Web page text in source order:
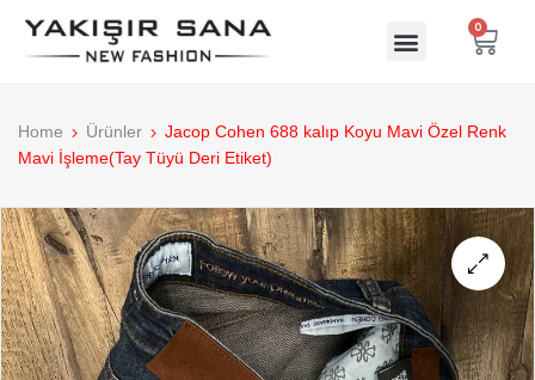
0
Home Ürünler
Jacop Cohen 688 kalıp Koyu Mavi Özel Renk
Mavi İşleme(Tay Tüyü Deri Etiket)